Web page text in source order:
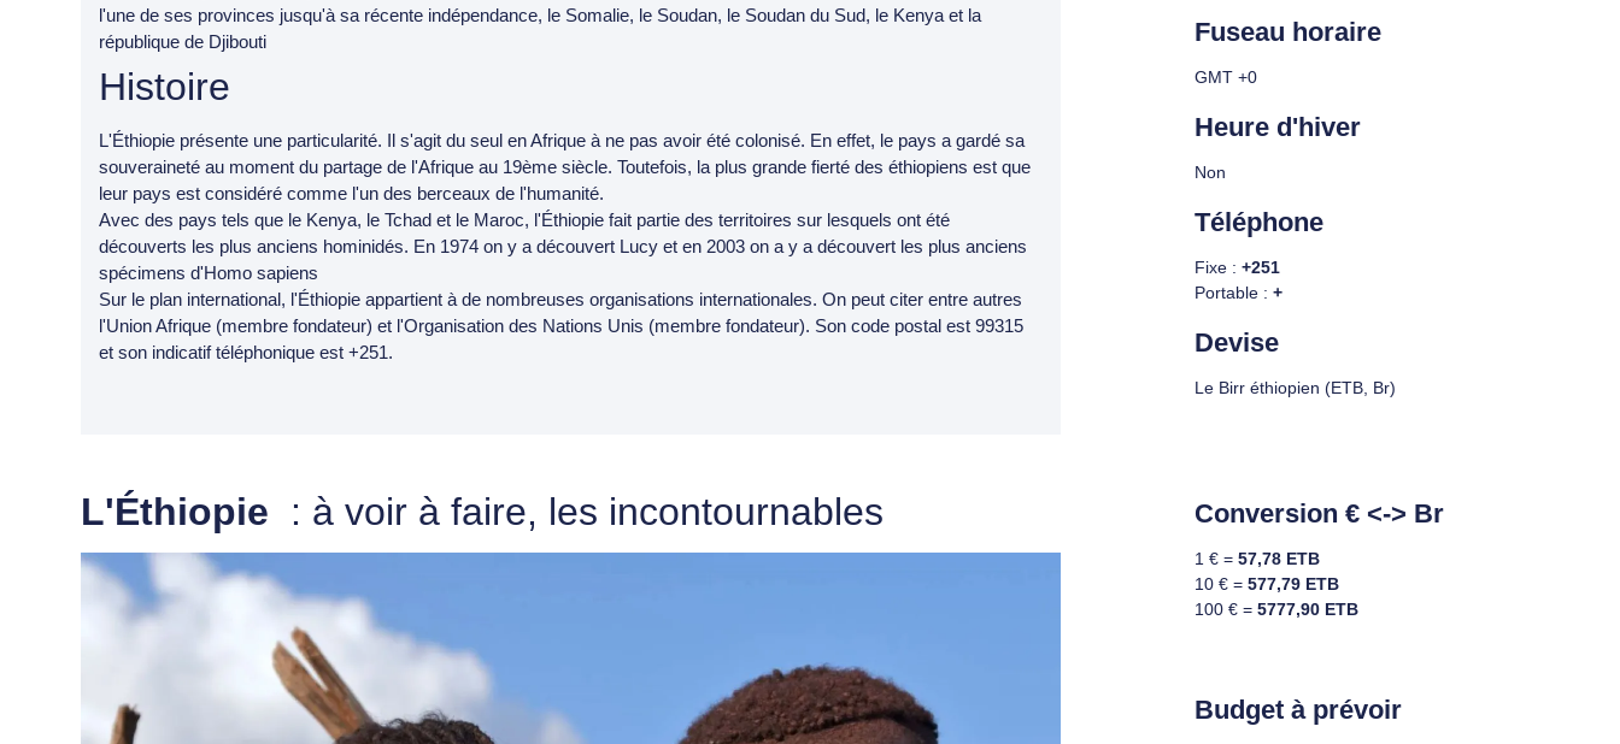
l'une de ses provinces jusqu'à sa récente indépendance, le Somalie, le Soudan, le Soudan du Sud, le Kenya et la
république de Djibouti
Histoire
L'Éthiopie présente une particularité. Il s'agit du seul en Afrique à ne pas avoir été colonisé. En effet, le pays a gardé sa
souveraineté au moment du partage de l'Afrique au 19ème siècle. Toutefois, la plus grande fierté des éthiopiens est que
leur pays est considéré comme l'un des berceaux de l'humanité.
Avec des pays tels que le Kenya, le Tchad et le Maroc, l'Éthiopie fait partie des territoires sur lesquels ont été
découverts les plus anciens hominidés. En 1974 on y a découvert Lucy et en 2003 on a y a découvert les plus anciens
spécimens d'Homo sapiens
Sur le plan international, l'Éthiopie appartient à de nombreuses organisations internationales. On peut citer entre autres
l'Union Afrique (membre fondateur) et l'Organisation des Nations Unis (membre fondateur). Son code postal est 99315
et son indicatif téléphonique est +251.
L'Éthiopie : à voir à faire, les incontournables
Fuseau horaire
GMT +0
Heure d'hiver
Non
Téléphone
Fixe :+251
Portable :+
Devise
Le Birr éthiopien (ETB, Br)
Conversion € <-> Br
1 € =57,78 ETB
10 € =577,79 ETB
100 € =5777,90 ETB
Budget à prévoir